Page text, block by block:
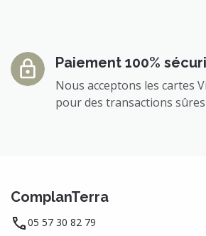
Paiement 100%
Nous acceptons les cartes
pour des transactions
ComplanTerra
05 57 30 82 79